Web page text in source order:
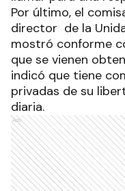
Por último, el
director de la
mostró conforme
que se vienen
indicó que tiene
privadas de su
diaria.
Ads